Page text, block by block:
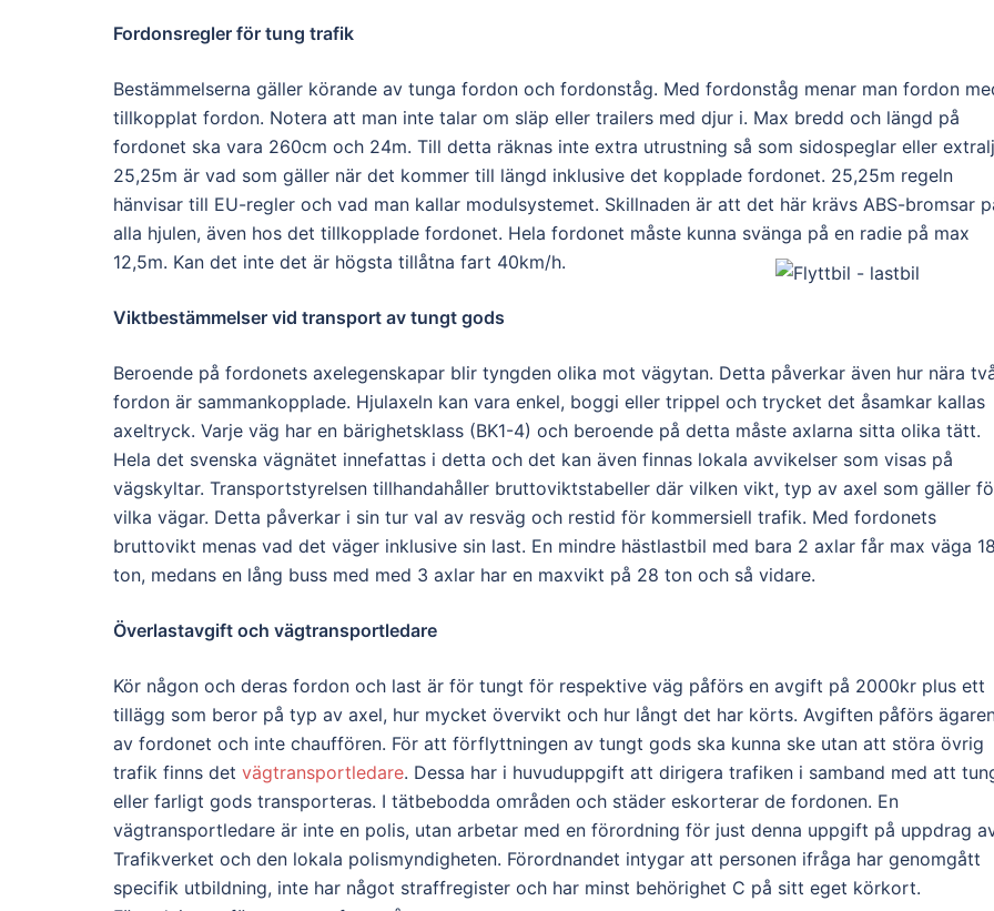
Fordonsregler för tung trafik
Bestämmelserna gäller körande av tunga fordon och fordonståg. Med fordonståg menar man fordon
tillkopplat fordon. Notera att man inte talar om släp eller trailers med djur i. Max bredd och längd på
fordonet ska vara 260cm och 24m. Till detta räknas inte extra utrustning så som sidospeglar eller
25,25m är vad som gäller när det kommer till längd inklusive det kopplade fordonet. 25,25m regeln
hänvisar till EU-regler och vad man kallar modulsystemet. Skillnaden är att det här krävs ABS-bromsar
alla hjulen, även hos det tillkopplade fordonet. Hela fordonet måste kunna svänga på en radie på max
12,5m. Kan det inte det är högsta tillåtna fart 40km/h.
Viktbestämmelser vid transport av tungt gods
Beroende på fordonets axelegenskapar blir tyngden olika mot vägytan. Detta påverkar även hur nära
fordon är sammankopplade. Hjulaxeln kan vara enkel, boggi eller trippel och trycket det åsamkar kallas
axeltryck. Varje väg har en bärighetsklass (BK1-4) och beroende på detta måste axlarna sitta olika tätt.
Hela det svenska vägnätet innefattas i detta och det kan även finnas lokala avvikelser som visas på
vägskyltar. Transportstyrelsen tillhandahåller bruttoviktstabeller där vilken vikt, typ av axel som gäller
vilka vägar. Detta påverkar i sin tur val av resväg och restid för kommersiell trafik. Med fordonets
bruttovikt menas vad det väger inklusive sin last. En mindre hästlastbil med bara 2 axlar får max väga 18
ton, medans en lång buss med med 3 axlar har en maxvikt på 28 ton och så vidare.
Överlastavgift och vägtransportledare
Kör någon och deras fordon och last är för tungt för respektive väg påförs en avgift på 2000kr plus ett
tillägg som beror på typ av axel, hur mycket övervikt och hur långt det har körts. Avgiften påförs
av fordonet och inte chauffören. För att förflyttningen av tungt gods ska kunna ske utan att störa övrig
trafik finns det vägtransportledare. Dessa har i huvuduppgift att dirigera trafiken i samband med att
eller farligt gods transporteras. I tätbebodda områden och städer eskorterar de fordonen. En
vägtransportledare är inte en polis, utan arbetar med en förordning för just denna uppgift på uppdrag
Trafikverket och den lokala polismyndigheten. Förordnandet intygar att personen ifråga har genomgått
specifik utbildning, inte har något straffregister och har minst behörighet C på sitt eget körkort.